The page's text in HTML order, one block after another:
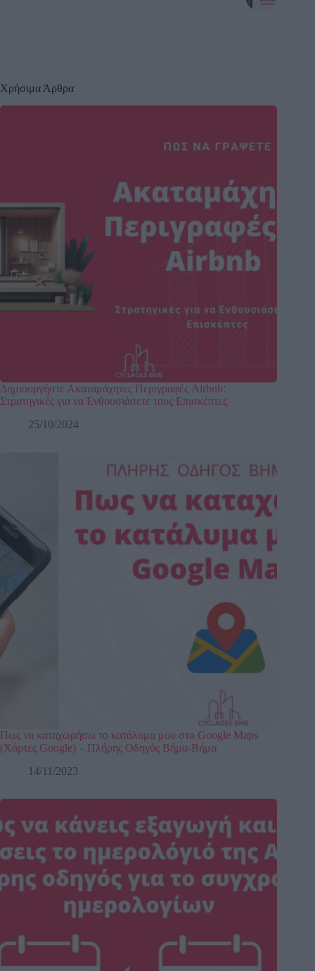
Χρήσιμα Άρθρα
Δημιουργήστε Ακαταμάχητες Περιγραφές Airbnb:
Στρατηγικές για να Ενθουσιάσετε τους Επισκέπτες
25/10/2024
Πως να καταχωρήσω το κατάλυμα μου στο Google Maps
(Χάρτες Google) – Πλήρης Οδηγός Βήμα-Βήμα
14/11/2023